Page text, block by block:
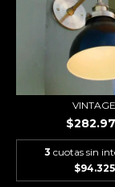
VINTAGE
3 cuotas sin
$94.325